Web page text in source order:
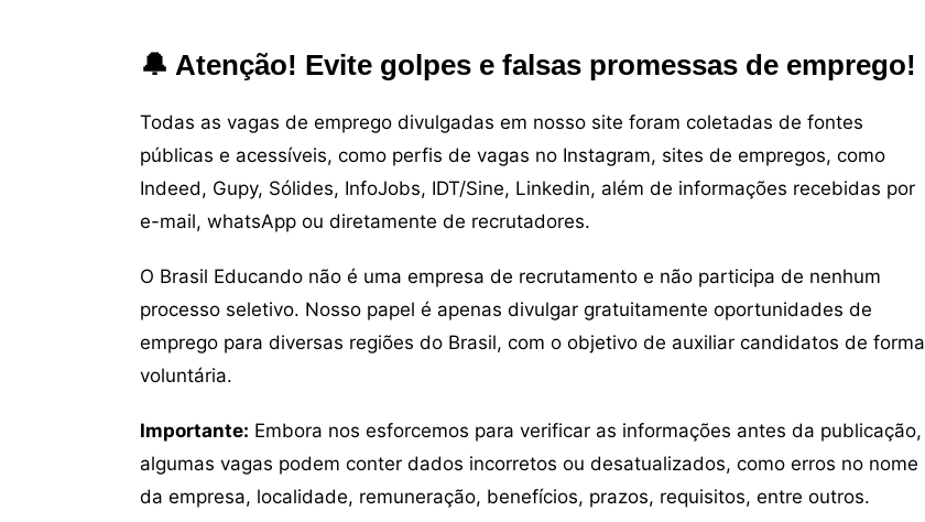
🔔 Atenção! Evite golpes e falsas promessas de emprego!
Todas as vagas de emprego divulgadas em nosso site foram coletadas de fontes
públicas e acessíveis, como perfis de vagas no Instagram, sites de empregos, como
Indeed, Gupy, Sólides, InfoJobs, IDT/Sine, Linkedin, além de informações recebidas por
e-mail, whatsApp ou diretamente de recrutadores.
O Brasil Educando não é uma empresa de recrutamento e não participa de nenhum
processo seletivo. Nosso papel é apenas divulgar gratuitamente oportunidades de
emprego para diversas regiões do Brasil, com o objetivo de auxiliar candidatos de forma
voluntária.
Importante: Embora nos esforcemos para verificar as informações antes da publicação,
algumas vagas podem conter dados incorretos ou desatualizados, como erros no nome
da empresa, localidade, remuneração, benefícios, prazos, requisitos, entre outros.